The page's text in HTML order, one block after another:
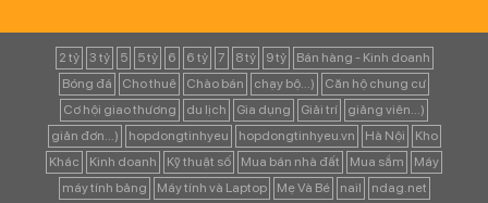
2 tỷ 3 tỷ 5 5 tỷ 6 6 tỷ 7 8 tỷ 9 tỷ
Bán hàng - Kinh doanh
Bóng đá
Cho thuê Chào bán chạy bộ...)
Căn hộ chung cư
Cơ hội giao thương
du lịch Gia dụng Giải trí
giảng viên...)
giản đơn...)
hopdongtinhyeu hopdongtinhyeu.vn Hà Nội
Kho
Khác
Kinh doanh Kỹ thuật số Mua bán nhà đất Mua sắm
Máy
máy tính bảng
Máy tính và Laptop Mẹ Và Bé nail
ndag.net